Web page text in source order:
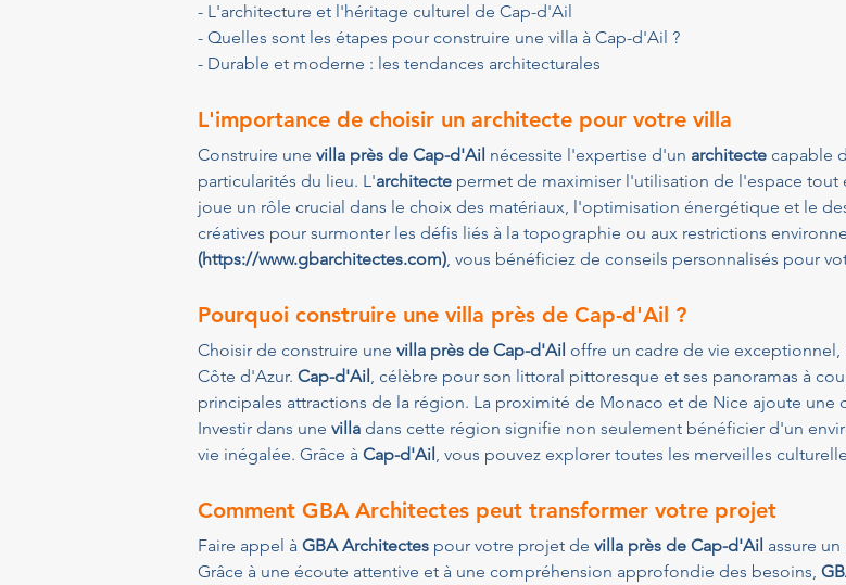
- L'architecture et l'héritage culturel de Cap-d'Ail
- Quelles sont les étapes pour construire une villa à Cap-d'Ail ?
- Durable et moderne : les tendances architecturales
L'importance de choisir un architecte pour votre villa
Construire une villa près de Cap-d'Ail nécessite l'expertise d'un architecte capable
particularités du lieu. L'architecte permet de maximiser l'utilisation de l'espace tout
joue un rôle crucial dans le choix des matériaux, l'optimisation énergétique et le
créatives pour surmonter les défis liés à la topographie ou aux restrictions
(https://www.gbarchitectes.com), vous bénéficiez de conseils personnalisés pour
Pourquoi construire une villa près de Cap-d'Ail ?
Choisir de construire une villa près de Cap-d'Ail offre un cadre de vie
Côte d'Azur. Cap-d'Ail, célèbre pour son littoral pittoresque et ses panoramas à
principales attractions de la région. La proximité de Monaco et de Nice ajoute
Investir dans une villa dans cette région signifie non seulement bénéficier d'un
vie inégalée. Grâce à Cap-d'Ail, vous pouvez explorer toutes les merveilles
Comment GBA Architectes peut transformer votre projet
Faire appel à GBA Architectes pour votre projet de villa près de Cap-d'Ail assure
Grâce à une écoute attentive et à une compréhension approfondie des besoins,